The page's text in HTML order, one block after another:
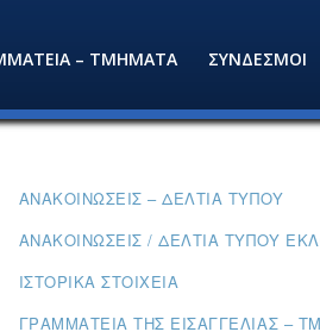
– ΤΜΗΜΑΤΑ ΣΥΝΔΕΣΜΟΙ
ΑΝΑΚΟΙΝΏΣΕΙΣ – ΔΕΛΤΊΑ ΤΎΠΟΥ
ΑΝΑΚΟΙΝΏΣΕΙΣ / ΔΕΛΤΊΑ ΤΎΠΟΥ
ΙΣΤΟΡΙΚΆ ΣΤΟΙΧΕΊΑ
ΓΡΑΜΜΑΤΕΊΑ ΤΗΣ ΕΙΣΑΓΓΕΛΊΑΣ –